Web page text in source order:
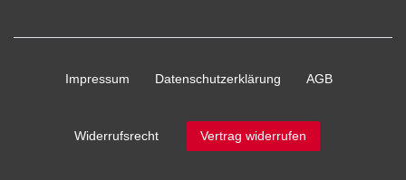
Impressum Daten­schutz­erklärung AGB
Widerrufs­recht Vertrag widerrufen